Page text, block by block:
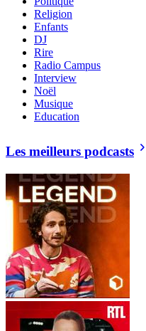
Religion
Enfants
DJ
Rire
Radio Campus
Interview
Noël
Musique
Education
Les meilleurs podcasts